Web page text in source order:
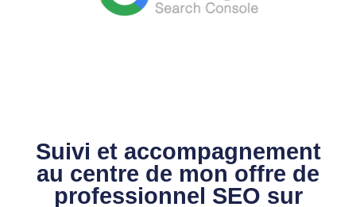
Suivi et accompagnement
au centre de mon offre de
professionnel SEO sur